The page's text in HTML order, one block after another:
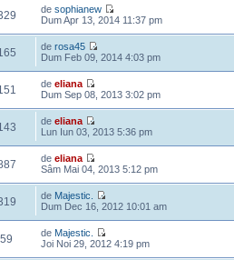
de sophianew
Dum Apr 13, 2014 11:37 pm
de rosa45
Dum Feb 09, 2014 4:03 pm
de eliana
Dum Sep 08, 2013 3:02 pm
de eliana
Lun Iun 03, 2013 5:36 pm
de eliana
Sâm Mai 04, 2013 5:12 pm
de Majestic.
Dum Dec 16, 2012 10:01 am
de Majestic.
Joi Noi 29, 2012 4:19 pm